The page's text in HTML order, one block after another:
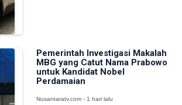
Pemerintah Investigasi Makalah
MBG yang Catut Nama Prabowo
untuk Kandidat Nobel
Perdamaian
Nusantaratv.com - 1 hari lalu